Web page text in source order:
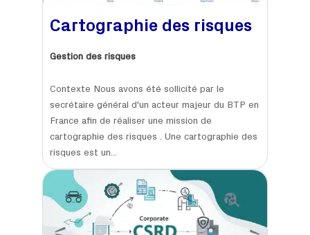
Cartographie des risques​
Gestion des risques
Contexte Nous avons été sollicité par le
secrétaire général d'un acteur majeur du BTP en
France afin de réaliser une mission de
cartographie des risques . Une cartographie des
risques est un...